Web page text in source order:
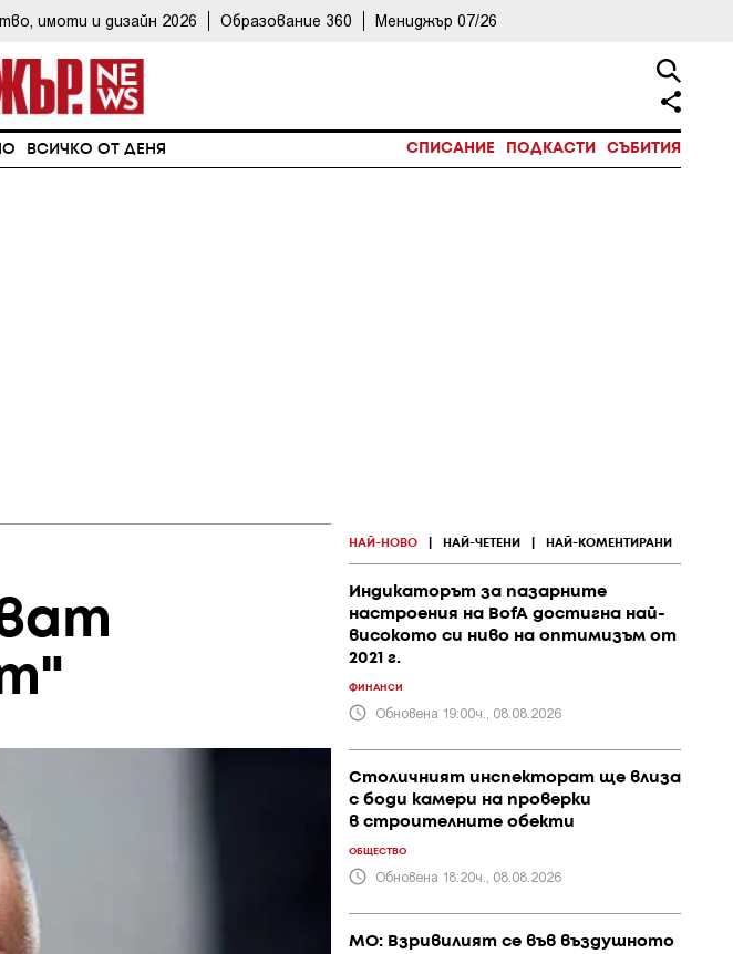
имоти и дизайн 2026 Образование 360 Мениджър 07/26
ВСИЧКО ОТ ДЕНЯ СПИСАНИЕ ПОДКАСТИ СЪБИТИЯ
НАЙ-НОВО НАЙ-ЧЕТЕНИ НАЙ-КОМЕНТИРАНИ
Индикаторът за пазарните
настроения на BofA достигна най-
високото си ниво на оптимизъм от
2021 г.
ФИНАНСИ
Обновена 19:00ч., 08.08.2026
Столичният инспекторат ще влиза
с боди камери на проверки
в строителните обекти
ОБЩЕСТВО
Обновена 18:20ч., 08.08.2026
МО: Взривилият се във въздушното